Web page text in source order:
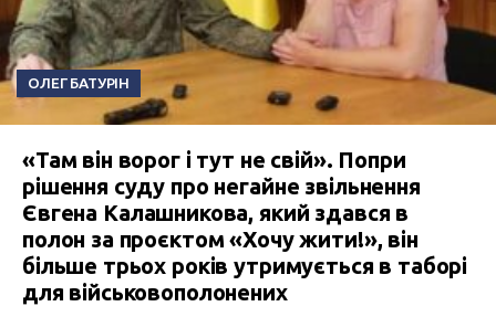
ОЛЕГ БАТУРІН
«Там він ворог і тут не свій». Попри
рішення суду про негайне звільнення
Євгена Калашникова, який здався в
полон за проєктом «Хочу жити!», він
більше трьох років утримується в таборі
для військовополонених